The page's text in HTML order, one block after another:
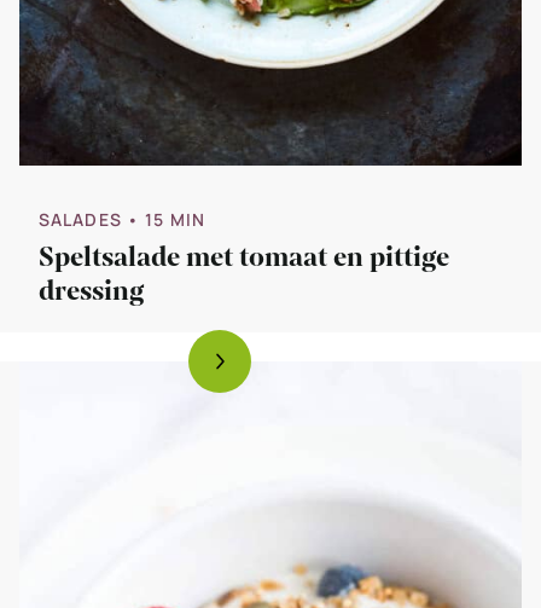
SALADES • 15 MIN
Speltsalade met tomaat en pittige
dressing